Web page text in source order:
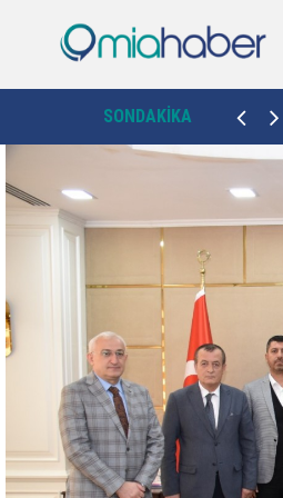
SONDAKİKA
yüksek maaşı kim almalı? Aksan'dan dikkat